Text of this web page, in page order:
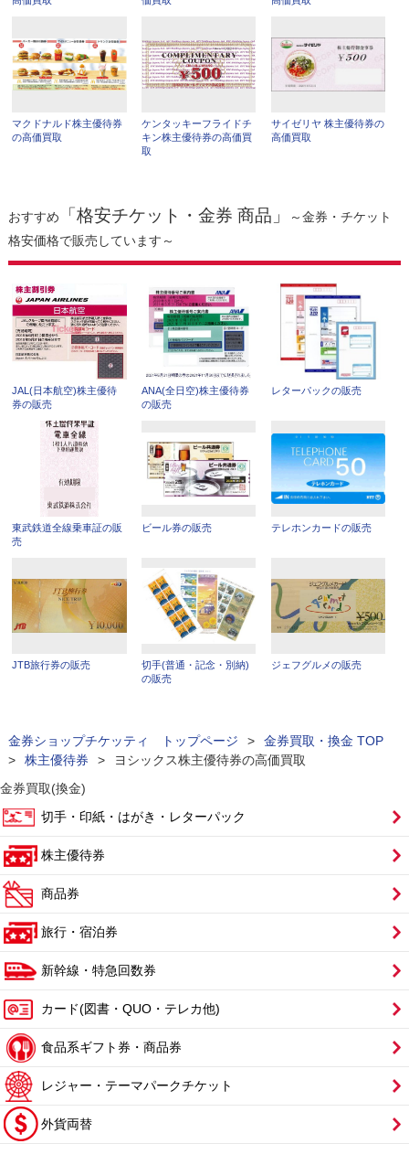
マクドナルド株主優待券
の高価買取
ケンタッキーフライドチ
キン株主優待券の高価買
取
サイゼリヤ 株主優待券の
高価買取
おすすめ 「格安チケット・金券 商品」
～金券・チケット
格安価格で販売しています～
JAL(日本航空)株主優待
券の販売
ANA(全日空)株主優待券
の販売
レターパックの販売
東武鉄道全線乗車証の販
売
ビール券の販売 テレホンカードの販売
JTB旅行券の販売
切手(普通・記念・別納)
の販売
ジェフグルメの販売
金券ショップチケッティ トップページ >
金券買取・換金 TOP
>
株主優待券 >
ヨシックス株主優待券の高価買取
金券買取(換金)
切手・印紙・はがき・レターパック
株主優待券
商品券
旅行・宿泊券
新幹線・特急回数券
カード(図書・QUO・テレカ他)
食品系ギフト券・商品券
レジャー・テーマパークチケット
外貨両替